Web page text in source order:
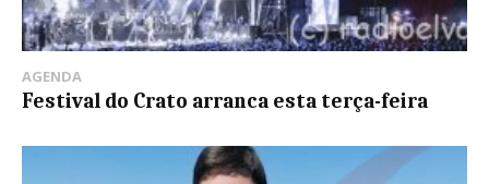
AGENDA
Festival do Crato arranca esta terça-feira